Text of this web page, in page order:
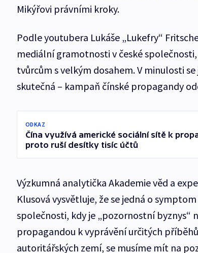
Mikýřovi právními kroky.
Podle youtubera Lukáše „Lukefry“
mediální gramotnosti v české
tvůrcům s velkým dosahem. V minulosti
skutečná – kampaň čínské propagandy
ODKAZ
Čína využívá americké sociální sítě k
proto ruší desítky tisíc účtů
Výzkumná analytička Akademie věd a
Klusová vysvětluje, že se jedná o
společnosti, kdy je „pozornostní byznys“
propagandou k vyprávění určitých
autoritářských zemí, se musíme mít na